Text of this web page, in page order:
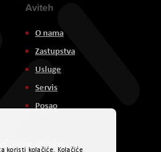
Aviteh
O nama
Zastupstva
Usluge
Servis
Posao
mreže
koristi kolačiće. Kolačiće